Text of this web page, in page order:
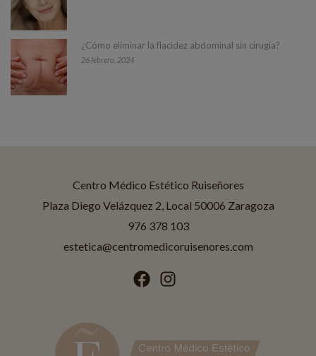
¿Cómo eliminar la flacidez abdominal sin cirugía?
26 febrero, 2024
Centro Médico Estético Ruiseñores
Plaza Diego Velázquez 2, Local 50006 Zaragoza
976 378 103
estetica@centromedicoruisenores.com
¡Hola! Soy Jessica
Asistente IA de Ruiseñores Estética.
Tratamientos Promociones